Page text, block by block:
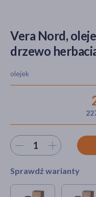
Vera Nord,
drzewo
olejek
Wybierz ilość
Sprawdź warianty